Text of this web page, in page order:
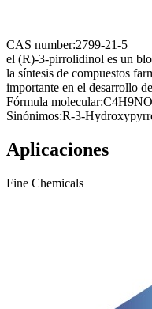
CAS number:2799-21-5
el (R)-3-pirrolidinol es un
la síntesis de compuestos
importante en el desarrollo
Fórmula molecular:C4H9NO
Sinónimos:R-3-
Aplicaciones
Fine Chemicals